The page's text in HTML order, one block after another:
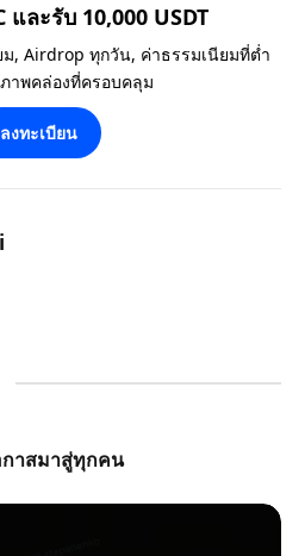
และรับ 10,000 USDT
, Airdrop ทุกวัน, ค่าธรรมเนียมที่ต่ำ
าพคล่องที่ครอบคลุม
ลงทะเบียน
กาสมาสู่ทุกคน